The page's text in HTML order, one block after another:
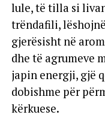
lule, të tilla si
trëndafili,
gjerësisht në
dhe të agrumeve
japin energji, gjë
dobishme për
kërkuese.